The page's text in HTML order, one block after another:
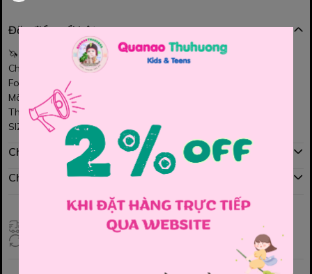
Đặc điểm nổi bật
🦄 Bộ dài HuniKiel ngựa hồng🦄
Chất vải cotton , mềm mịn, thoáng khí
Form dáng dài tay – dài quần, viền bo ôm gọn
Màu hồng ngọt ngào với họa tiết ngựa dễ thương 💕
Thích hợp cho bé mặc ngủ, ở nhà hay đi chơi
SIZE : 2y , 5y , 10y
Chính sách mua hàng
Chính sách đổi hàng
Giao hàng toàn quốc